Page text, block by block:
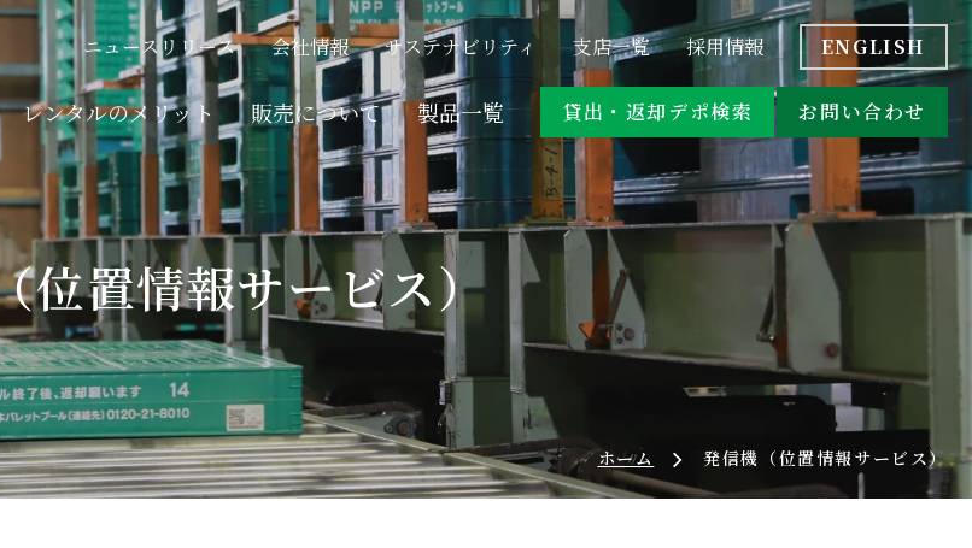
位置情報サービス）
ホーム 発信機（位置情報サービス）
ニュースリリース 会社情報 サステナビリティ 支店一覧 採用情報 ENGLISH
レンタルまでの流れ
コスト比較
フクLOW
Q&A
レンタルのメリット 販売について 製品一覧
木製パレット
位置情報サービス付きパレット
フォールド・デッキ
アシストスーツ
その他商品
ネスティングラック
オリコン・台車
貸出・返却デポ検索 お問い合わせ
フクLOW
Q&A
木製パレット
位置情報サービス付きパレット
フォールド・デッキ
アシストスーツ
その他商品
ネスティングラック
オリコン・台車
その他 環境対応商品